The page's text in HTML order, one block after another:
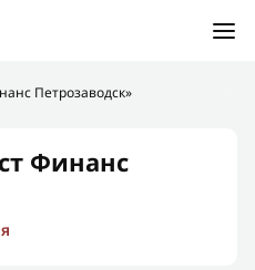
Петрозаводск»
Финанс
не найдена.
время и сообщим
запрос